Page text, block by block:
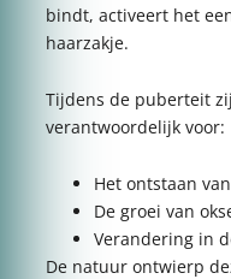
bindt, activeert het
haarzakje.
Tijdens de puberteit
verantwoordelijk voor:
Het ontstaan
De groei van
Verandering in
De natuur ontwierp